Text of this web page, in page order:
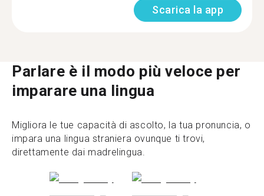
Scarica la app
Parlare è il modo più veloce per
imparare una lingua
Migliora le tue capacità di ascolto, la tua pronuncia, o
impara una lingua straniera ovunque ti trovi,
direttamente dai madrelingua.